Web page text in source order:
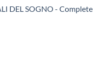
DEL SOGNO - Complete